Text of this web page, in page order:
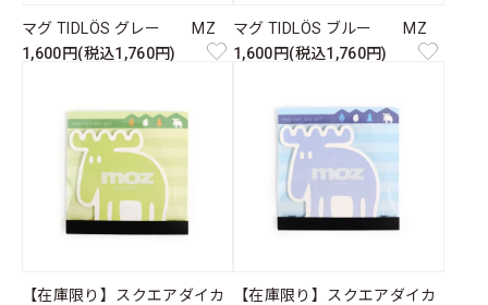
マグ TIDLÖS グレー MZ
1,600円(税込1,760円)
マグ TIDLÖS ブルー MZ
1,600円(税込1,760円)
【在庫限り】スクエアダイカ
【在庫限り】スクエアダイカ